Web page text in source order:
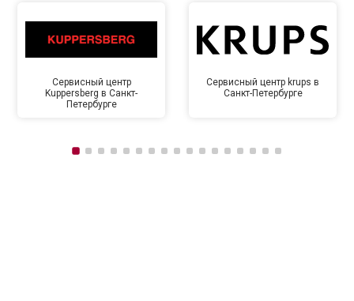
Сервисный центр
Kuppersberg в Санкт-
Петербурге
Сервисный центр krups в
Санкт-Петербурге